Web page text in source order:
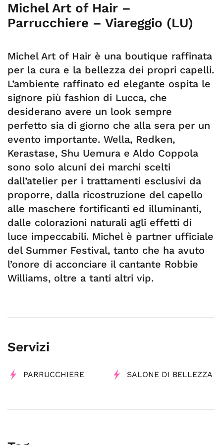
Michel Art of Hair –
Parrucchiere – Viareggio (LU)
Michel Art of Hair è una boutique raffinata
per la cura e la bellezza dei propri capelli.
L’ambiente raffinato ed elegante ospita le
signore più fashion di Lucca, che
desiderano avere un look sempre
perfetto sia di giorno che alla sera per un
evento importante. Wella, Redken,
Kerastase, Shu Uemura e Aldo Coppola
sono solo alcuni dei marchi scelti
dall’atelier per i trattamenti esclusivi da
proporre, dalla ricostruzione del capello
alle maschere fortificanti ed illuminanti,
dalle colorazioni naturali agli effetti di
luce impeccabili. Michel è partner ufficiale
del Summer Festival, tanto che ha avuto
l’onore di acconciare il cantante Robbie
Williams, oltre a tanti altri vip.
Servizi
PARRUCCHIERE SALONE DI BELLEZZA